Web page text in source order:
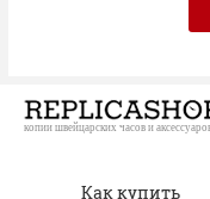
копии швейцарских часов и
Как купить